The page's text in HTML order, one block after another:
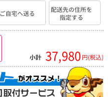
ご自宅へ送る
配送先の住所を
指定する
小計 37,980 円(税込)